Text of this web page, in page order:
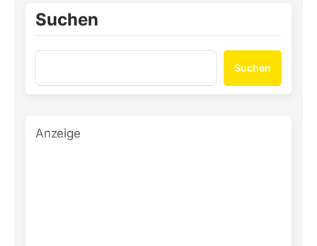
Suchen
Suchen
Anzeige